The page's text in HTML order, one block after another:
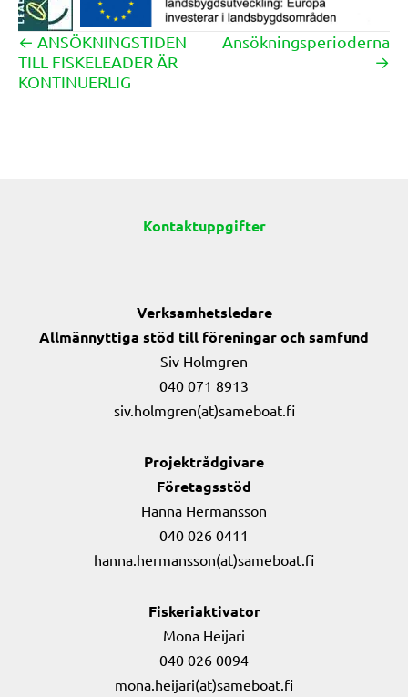
Posts
navigation
← ANSÖKNINGSTIDEN
TILL FISKELEADER ÄR
KONTINUERLIG
Ansökningsperioderna
→
Kontaktuppgifter
Verksamhetsledare
Allmännyttiga stöd till föreningar och samfund
Siv Holmgren
040 071 8913
siv.holmgren(at)sameboat.fi
Projektrådgivare
Företagsstöd
Hanna Hermansson
040 026 0411
hanna.hermansson(at)sameboat.fi
Fiskeriaktivator
Mona Heijari
040 026 0094
mona.heijari(at)sameboat.fi